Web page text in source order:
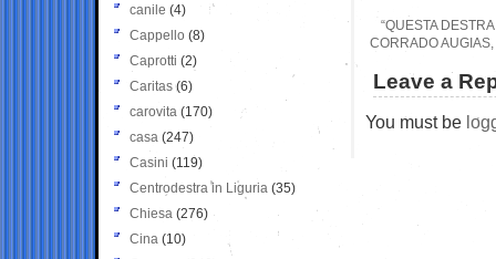
“QUESTA
CORRADO
Leave a
You must be
canile (4)
Cappello (8)
Caprotti (2)
Caritas (6)
carovita (170)
casa (247)
Casini (119)
Centrodestra in Liguria (35)
Chiesa (276)
Cina (10)